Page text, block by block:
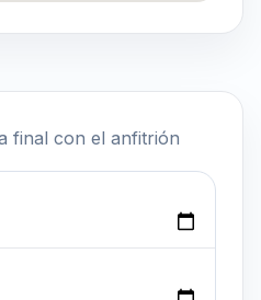
final con el anfitrión